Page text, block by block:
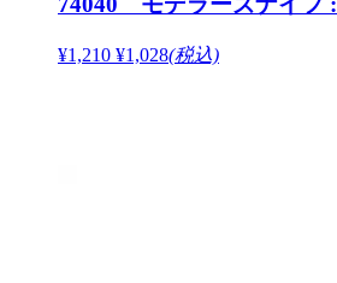
¥1,210 ¥1,028(税込)